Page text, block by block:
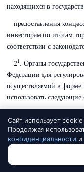
находящихся в
предоставления
инвесторам по итогам
соответствии с
21. Органы
Федерации для
осуществляемой в
использовать
инвестиционных
финансируемых за счет
Федерации;
ФЗ)
Сайт использует
Продолжая
конфиденциальности и